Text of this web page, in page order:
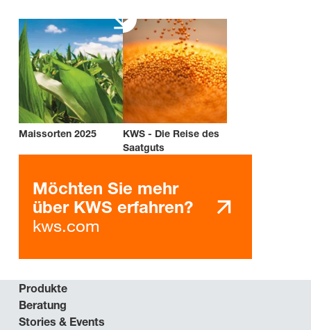
Maissorten 2025
KWS - Die Reise des
Saatguts
Möchten Sie mehr
über KWS erfahren?
kws.com
Produkte
Beratung
Stories & Events